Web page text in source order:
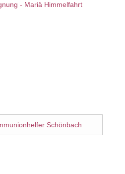
- Mariä Himmelfahrt
Schönbach